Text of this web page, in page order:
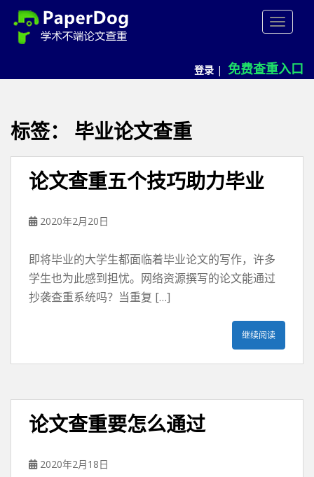
登录 | 免费查重入口
标签： 毕业论文查重
论文查重五个技巧助力毕业
2020年2月20日
即将毕业的大学生都面临着毕业论文的写作，许多
学生也为此感到担忧。网络资源撰写的论文能通过
抄袭查重系统吗？当重复 […]
继续阅读
论文查重要怎么通过
2020年2月18日